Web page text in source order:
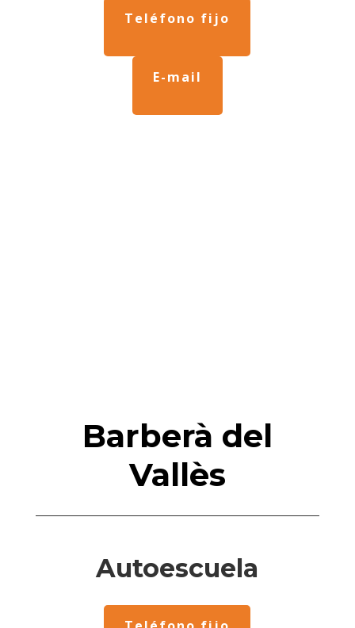
Teléfono fijo
E-mail
Barberà del
Vallès
Autoescuela